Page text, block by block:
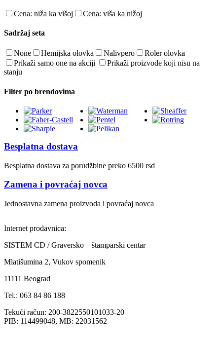
Cena: niža ka višoj Cena: viša ka nižoj
Sadržaj seta
None Hemijska olovka Nalivpero
Roler olovka
Prikaži samo one na akciji
Prikaži proizvode koji nisu na
stanju
Filter po brendovima
Besplatna dostava
Besplatna dostava za porudžbine preko 6500 rsd
Zamena i povraćaj novca
Jednostavna zamena proizvoda i povraćaj novca
Internet prodavnica:
SISTEM CD / Graversko – štamparski centar
Mlatišumina 2, Vukov spomenik
11111 Beograd
Tel.: 063 84 86 188
Tekući račun: 200-3822550101033-20
PIB: 114499048, MB: 22031562